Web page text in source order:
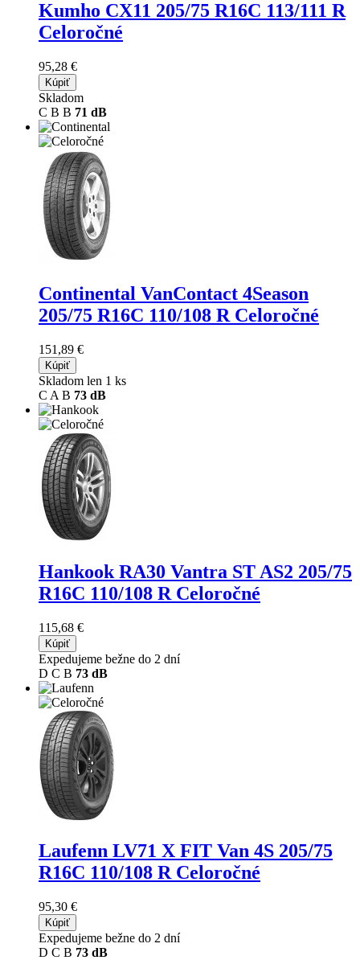
Kumho CX11 205/75 R16C 113/111 R
Celoročné
95,28 €
Kúpiť
Skladom
C B B 71 dB
Continental VanContact 4Season
205/75 R16C 110/108 R Celoročné
151,89 €
Kúpiť
Skladom len 1 ks
C A B 73 dB
Hankook RA30 Vantra ST AS2 205/75
R16C 110/108 R Celoročné
115,68 €
Kúpiť
Expedujeme bežne do 2 dní
D C B 73 dB
Laufenn LV71 X FIT Van 4S 205/75
R16C 110/108 R Celoročné
95,30 €
Kúpiť
Expedujeme bežne do 2 dní
D C B 73 dB